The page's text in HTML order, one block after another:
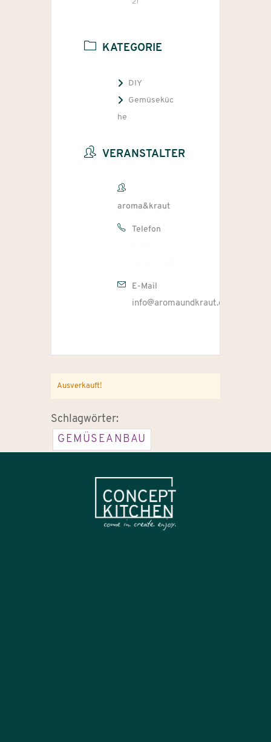
21
KATEGORIE
DIY
Gemüseküc
he
VERANSTALTER
aroma&kraut
Telefon
E-Mail
info@aromaundkraut.de
Ausverkauft!
Schlagwörter:
GEMÜSEANBAU